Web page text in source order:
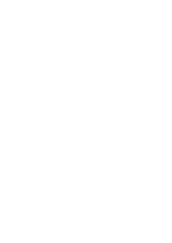
d'avis: 90